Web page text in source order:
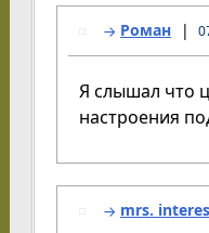
Роман
Я слышал что
настроения
mrs.